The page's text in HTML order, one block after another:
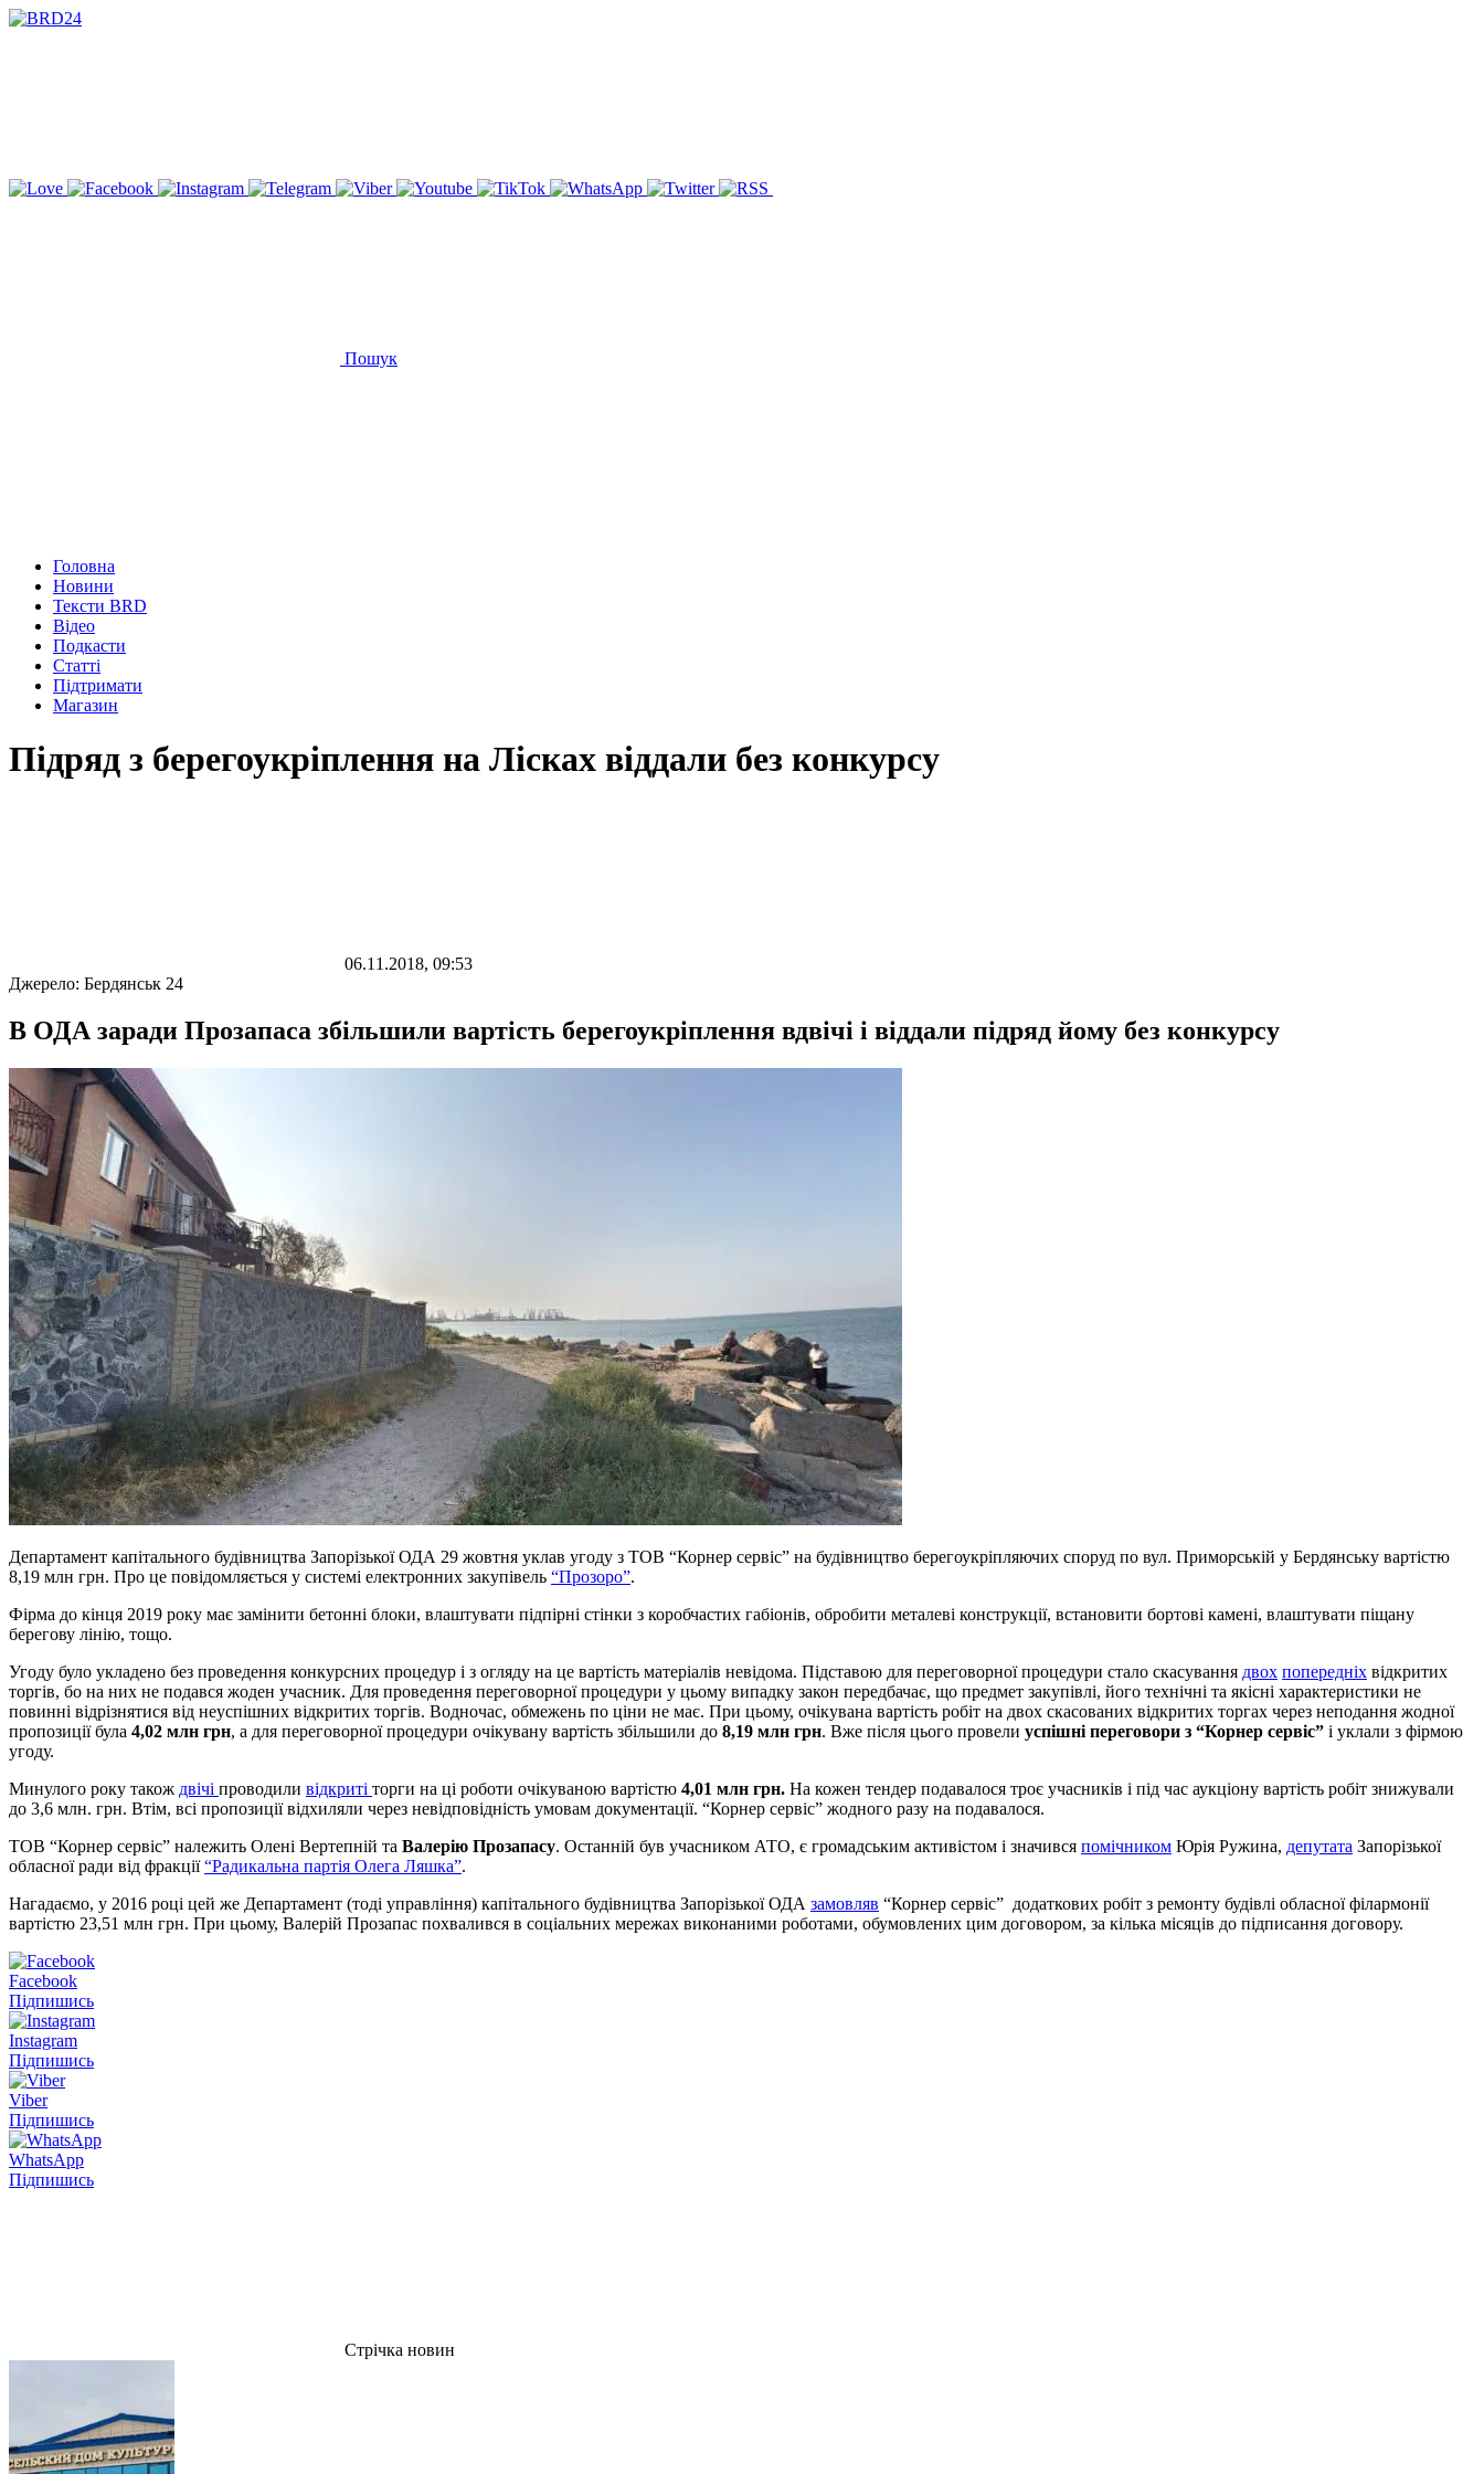
Пошук
Головна
Новини
Тексти BRD
Відео
Подкасти
Статті
Підтримати
Магазин
Підряд з берегоукріплення на Лісках віддали без конкурсу
06.11.2018, 09:53
Джерело: Бердянськ 24
В ОДА заради Прозапаса збільшили вартість берегоукріплення вдвічі і віддали підряд йому без конкурсу
Департамент капітального будівництва Запорізької ОДА 29 жовтня уклав угоду з ТОВ “Корнер сервіс” на будівництво берегоукріпляючих споруд по вул. Приморській у Бердянську вартістю
8,19 млн грн. Про це повідомляється у системі електронних закупівель “Прозоро”.
Фірма до кінця 2019 року має замінити бетонні блоки, влаштувати підпірні стінки з коробчастих габіонів, обробити металеві конструкції, встановити бортові камені, влаштувати піщану
берегову лінію, тощо.
Угоду було укладено без проведення конкурсних процедур і з огляду на це вартість матеріалів невідома. Підставою для переговорної процедури стало скасування двох попередніх відкритих
торгів, бо на них не подався жоден учасник. Для проведення переговорної процедури у цьому випадку закон передбачає, що предмет закупівлі, його технічні та якісні характеристики не
повинні відрізнятися від неуспішних відкритих торгів. Водночас, обмежень по ціни не має. При цьому, очікувана вартість робіт на двох скасованих відкритих торгах через неподання жодної
пропозиції була 4,02 млн грн, а для переговорної процедури очікувану вартість збільшили до 8,19 млн грн. Вже після цього провели успішні переговори з “Корнер сервіс” і уклали з фірмою
угоду.
Минулого року також двічі проводили відкриті торги на ці роботи очікуваною вартістю 4,01 млн грн. На кожен тендер подавалося троє учасників і під час аукціону вартість робіт знижували
до 3,6 млн. грн. Втім, всі пропозиції відхиляли через невідповідність умовам документації. “Корнер сервіс” жодного разу на подавалося.
ТОВ “Корнер сервіс” належить Олені Вертепній та Валерію Прозапасу. Останній був учасником АТО, є громадським активістом і значився помічником Юрія Ружина, депутата Запорізької
обласної ради від фракції“Радикальна партія Олега Ляшка”.
Нагадаємо, у 2016 році цей же Департамент (тоді управління) капітального будівництва Запорізької ОДА замовляв “Корнер сервіс” додаткових робіт з ремонту будівлі обласної філармонії
вартістю 23,51 млн грн. При цьому, Валерій Прозапас похвалився в соціальних мережах виконаними роботами, обумовлених цим договором, за кілька місяців до підписання договору.
Facebook
Підпишись
Instagram
Підпишись
Viber
Підпишись
WhatsApp
Підпишись
Стрічка новин